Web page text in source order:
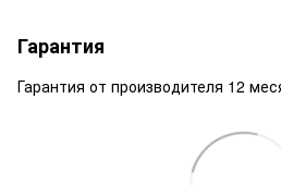
Гарантия
Гарантия от производителя 12